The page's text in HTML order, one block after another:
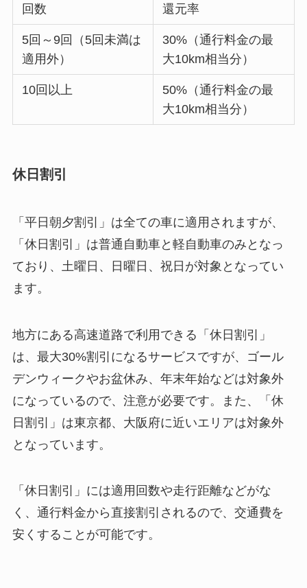
回数 還元率
5回～9回（5回未満は
適用外）
30%（通行料金の最
大10km相当分）
10回以上
50%（通行料金の最
大10km相当分）
休日割引
「平日朝夕割引」は全ての車に適用されますが、
「休日割引」は普通自動車と軽自動車のみとなっ
ており、土曜日、日曜日、祝日が対象となってい
ます。
地方にある高速道路で利用できる「休日割引」
は、最大30%割引になるサービスですが、ゴール
デンウィークやお盆休み、年末年始などは対象外
になっているので、注意が必要です。また、「休
日割引」は東京都、大阪府に近いエリアは対象外
となっています。
「休日割引」には適用回数や走行距離などがな
く、通行料金から直接割引されるので、交通費を
安くすることが可能です。